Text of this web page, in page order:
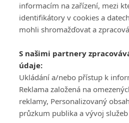
informacím na zařízení, mezi
identifikátory v cookies a
mohli shromažďovat a
S našimi partnery
údaje:
Ukládání a/nebo přístup k
Reklama založená na
reklamy, Personalizovaný
průzkum publika a vývoj služeb